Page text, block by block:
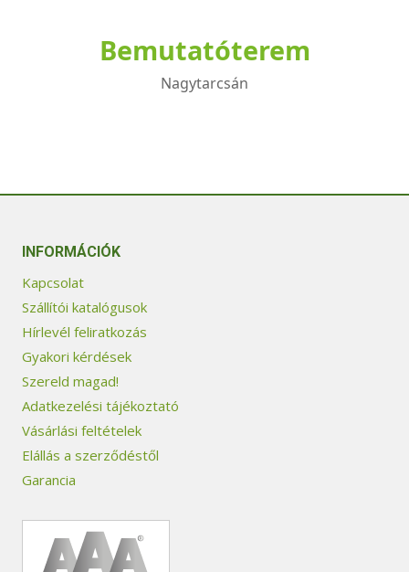
Bemutatóterem
Nagytarcsán
INFORMÁCIÓK
Kapcsolat
Szállítói katalógusok
Hírlevél feliratkozás
Gyakori kérdések
Szereld magad!
Adatkezelési tájékoztató
Vásárlási feltételek
Elállás a szerződéstől
Garancia